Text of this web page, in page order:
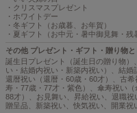
・クリスマスプレゼント
・ホワイトデー
・冬ギフト（お歳暮、お年賀）
・夏ギフト（お中元・暑中御見舞・残
その他 プレゼント・ギフト・贈り物
誕生日プレゼント（誕生日の贈り物
い・結婚内祝い・新築内祝い）、結婚
還暦祝い（還暦・60歳・60才）、古
寿・77歳・77才・紫色）、傘寿祝い
88才）、お見舞い、昇給祝い、退職祝
贈呈品、新築祝い、快気祝い、開業